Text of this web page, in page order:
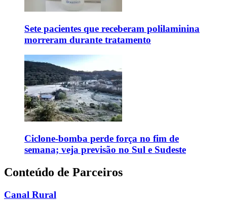
Sete pacientes que receberam polilaminina
morreram durante tratamento
Ciclone-bomba perde força no fim de
semana; veja previsão no Sul e Sudeste
Conteúdo de Parceiros
Canal Rural